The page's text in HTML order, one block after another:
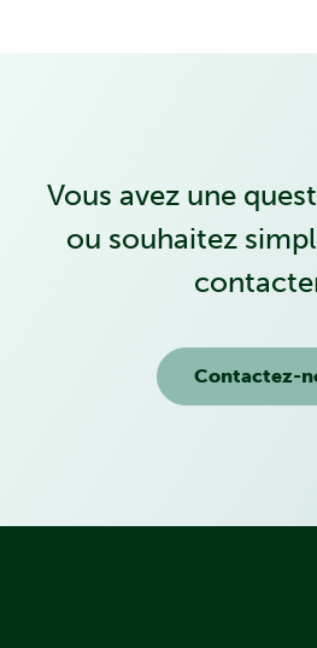
Vous avez une
ou souhaitez
Contactez-